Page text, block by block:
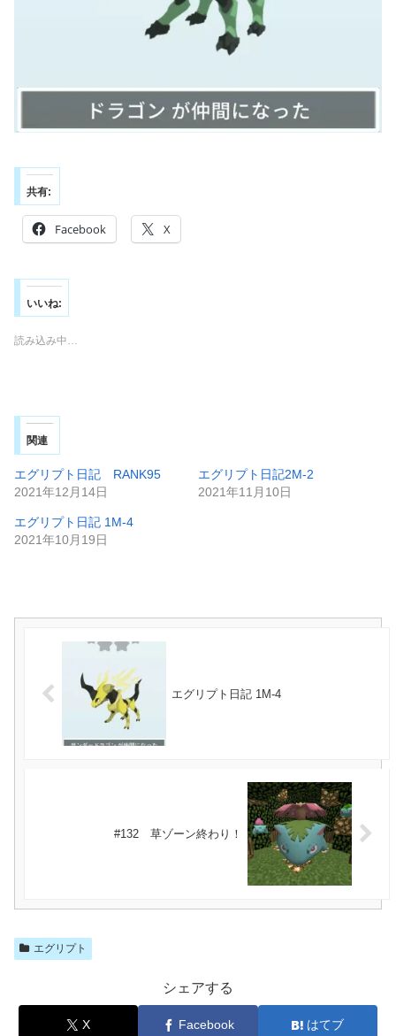
共有:
Facebook X
いいね:
読み込み中…
関連
エグリプト日記 RANK95
2021年12月14日
エグリプト日記2M-2
2021年11月10日
エグリプト日記 1M-4
2021年10月19日
エグリプト日記 1M-4
#132 草ゾーン終わり！
エグリプト
シェアする
X Facebook はてブ